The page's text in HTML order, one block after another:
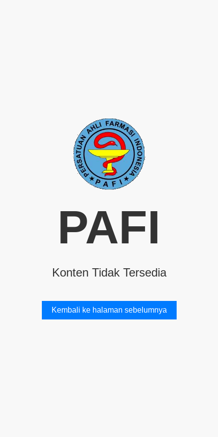
PAFI
Konten Tidak Tersedia
Kembali ke halaman sebelumnya